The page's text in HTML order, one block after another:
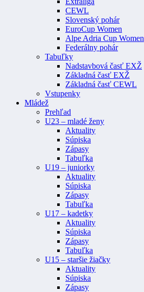
CEWL
Slovenský pohár
EuroCup Women
Alpe Adria Cup Women
Federálny pohár
Tabuľky
Nadstavbová časť EXŽ
Základná časť EXŽ
Základná časť CEWL
Vstupenky
Mládež
Prehľad
U23 – mladé ženy
Aktuality
Súpiska
Zápasy
Tabuľka
U19 – juniorky
Aktuality
Súpiska
Zápasy
Tabuľka
U17 – kadetky
Aktuality
Súpiska
Zápasy
Tabuľka
U15 – staršie žiačky
Aktuality
Súpiska
Zápasy